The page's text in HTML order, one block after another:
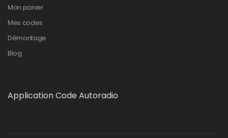
Mon panier
Mes codes
Démontage
Blog
Application Code Autoradio